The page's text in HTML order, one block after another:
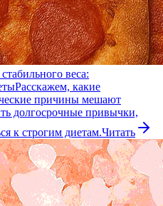
веса:
Расскажем, какие
причины мешают
долгосрочные привычки,
к строгим диетам.Читать